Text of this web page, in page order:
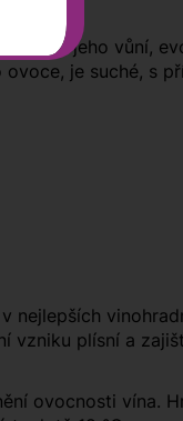
jeho vůní,
je suché, s
nejlepších
vzniku plísní a
ovocnosti vína.